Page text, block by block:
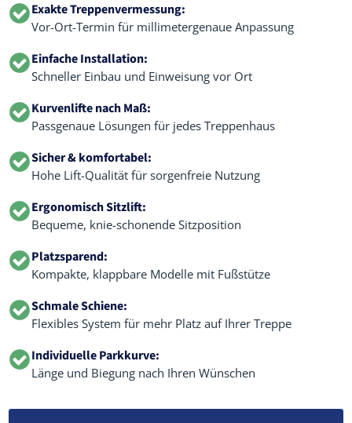
Exakte Treppenvermessung:
Vor-Ort-Termin für millimetergenaue Anpassung
Einfache Installation:
Schneller Einbau und Einweisung vor Ort
Kurvenlifte nach Maß:
Passgenaue Lösungen für jedes Treppenhaus
Sicher & komfortabel:
Hohe Lift-Qualität für sorgenfreie Nutzung
Ergonomisch Sitzlift:
Bequeme, knie-schonende Sitzposition
Platzsparend:
Kompakte, klappbare Modelle mit Fußstütze
Schmale Schiene:
Flexibles System für mehr Platz auf Ihrer Treppe
Individuelle Parkkurve:
Länge und Biegung nach Ihren Wünschen